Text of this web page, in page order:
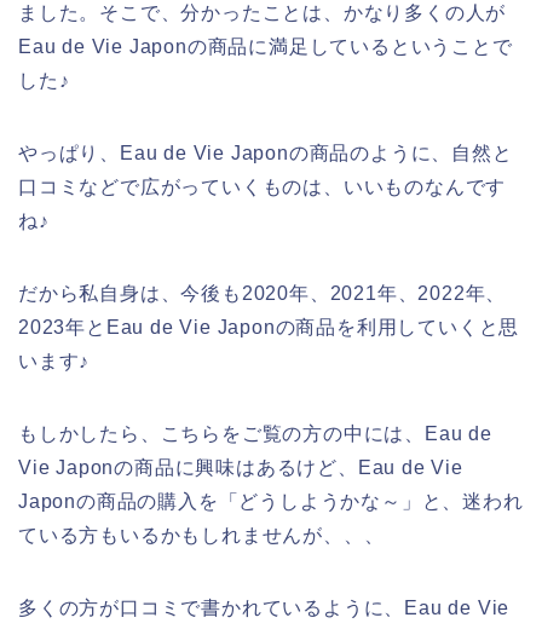
ました。そこで、分かったことは、かなり多くの人が
Eau de Vie Japonの商品に満足しているということで
した♪
やっぱり、Eau de Vie Japonの商品のように、自然と
口コミなどで広がっていくものは、いいものなんです
ね♪
だから私自身は、今後も2020年、2021年、2022年、
2023年とEau de Vie Japonの商品を利用していくと思
います♪
もしかしたら、こちらをご覧の方の中には、Eau de
Vie Japonの商品に興味はあるけど、Eau de Vie
Japonの商品の購入を「どうしようかな～」と、迷われ
ている方もいるかもしれませんが、、、
多くの方が口コミで書かれているように、Eau de Vie